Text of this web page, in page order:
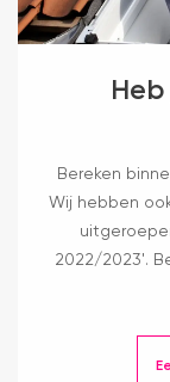
Bereken
Wij hebben
2022/2023'.